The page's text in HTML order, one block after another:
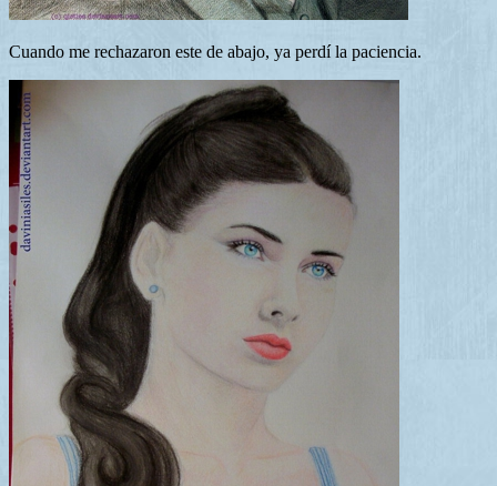
Cuando me rechazaron este de abajo, ya perdí la paciencia.